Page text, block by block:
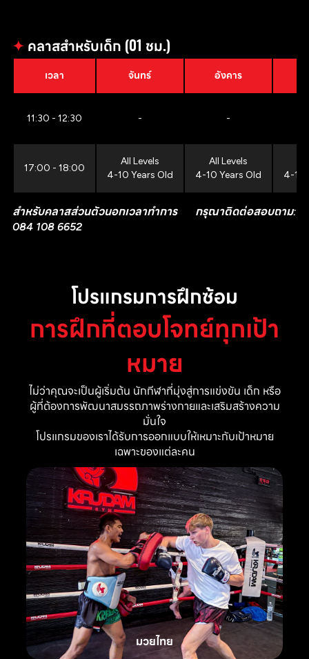
✦ คลาสสำหรับเด็ก (01 ชม.)
เวลา จันทร์ อังคาร
11:30 - 12:30 - -
17:00 - 18:00
All Levels
4-10 Years Old
All Levels
4-10 Years Old
4-10
สำหรับคลาสส่วนตัวนอกเวลาทำการ กรุณาติดต่อสอบถาม:
084 108 6652
โปรแกรมการฝึกซ้อม
การฝึกที่ตอบโจทย์ทุกเป้า
หมาย
ไม่ว่าคุณจะเป็นผู้เริ่มต้น นักกีฬาที่มุ่งสู่การแข่งขัน เด็ก หรือ
ผู้ที่ต้องการพัฒนาสมรรถภาพร่างกายและเสริมสร้างความ
มั่นใจ
โปรแกรมของเราได้รับการออกแบบให้เหมาะกับเป้าหมาย
เฉพาะของแต่ละคน
มวยไทย